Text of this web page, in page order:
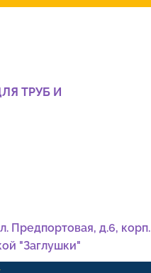
ТРУБ И
Предпортовая, д.6, корп.
"Заглушки"